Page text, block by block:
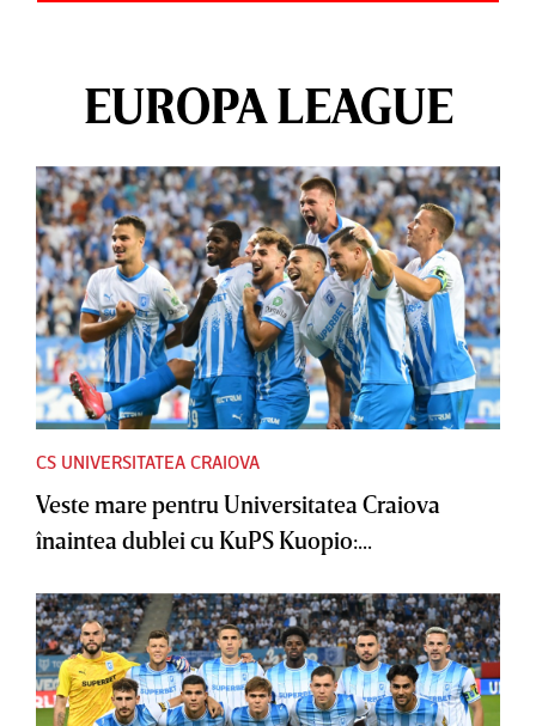
EUROPA LEAGUE
CS UNIVERSITATEA CRAIOVA
Veste mare pentru Universitatea Craiova
înaintea dublei cu KuPS Kuopio:...